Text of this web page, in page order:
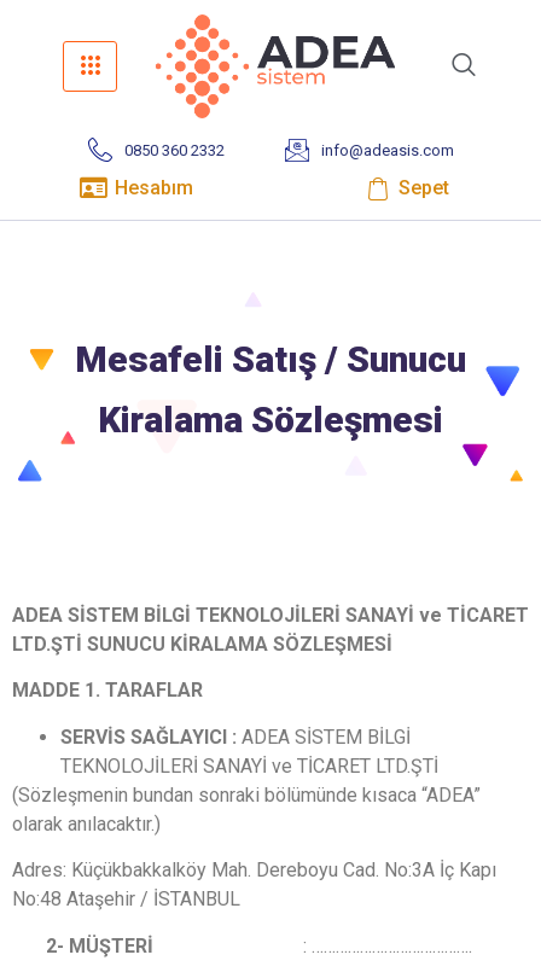
0850 360 2332 info@adeasis.com
Hesabım Sepet
Mesafeli Satış / Sunucu
Kiralama Sözleşmesi
ADEA SİSTEM BİLGİ TEKNOLOJİLERİ SANAYİ ve TİCARET
LTD.ŞTİ SUNUCU KİRALAMA SÖZLEŞMESİ
MADDE 1. TARAFLAR
SERVİS SAĞLAYICI : ADEA SİSTEM BİLGİ
TEKNOLOJİLERİ SANAYİ ve TİCARET LTD.ŞTİ
(Sözleşmenin bundan sonraki bölümünde kısaca “ADEA”
olarak anılacaktır.)
Adres: Küçükbakkalköy Mah. Dereboyu Cad. No:3A İç Kapı
No:48 Ataşehir / İSTANBUL
2- MÜŞTERİ : ………………………………….